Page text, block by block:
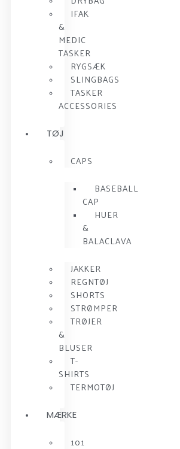
IFAK
&
MEDIC
TASKER
RYGSÆK
SLINGBAGS
TASKER
ACCESSORIES
TØJ
CAPS
BASEBALL
CAP
HUER
&
BALACLAVA
JAKKER
REGNTØJ
SHORTS
STRØMPER
TRØJER
&
BLUSER
T-
SHIRTS
TERMOTØJ
MÆRKE
101